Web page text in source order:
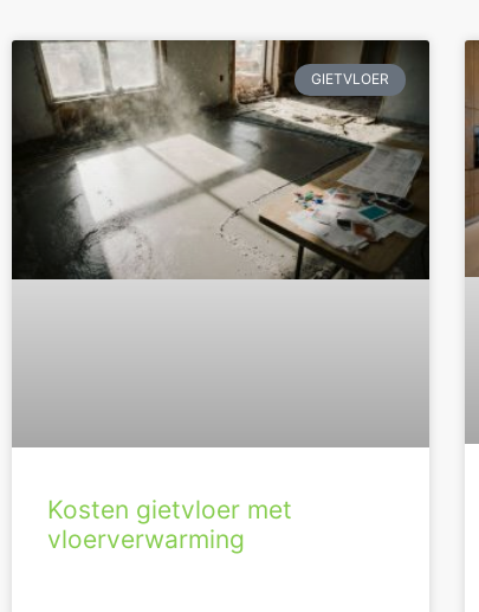
GIETVLOER
Kosten gietvloer met
vloerverwarming